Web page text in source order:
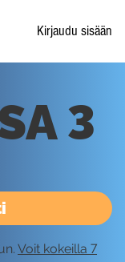
Kirjaudu sisään
3
Voit kokeilla 7